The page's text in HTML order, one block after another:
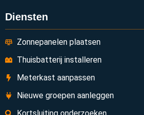
Diensten
Zonnepanelen plaatsen
Thuisbatterij installeren
Meterkast aanpassen
Nieuwe groepen aanleggen